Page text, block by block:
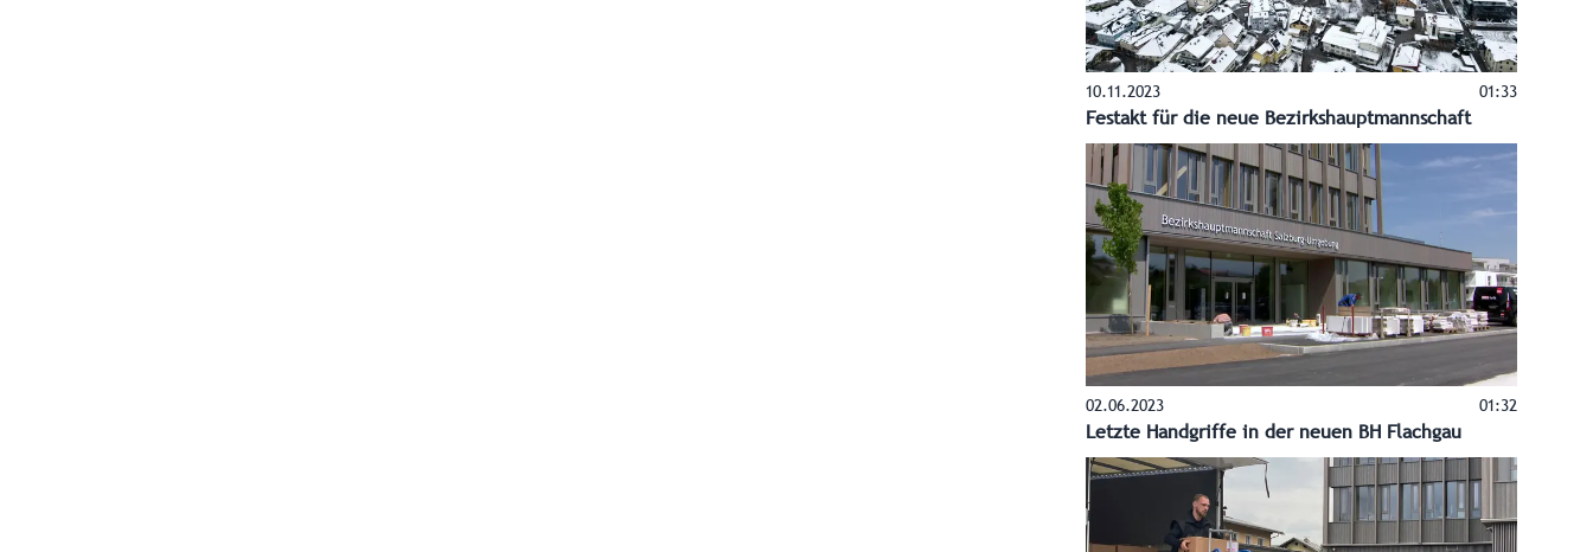
10.11.2023 01:33
Festakt für die neue Bezirkshauptmannschaft
02.06.2023 01:32
Letzte Handgriffe in der neuen BH Flachgau